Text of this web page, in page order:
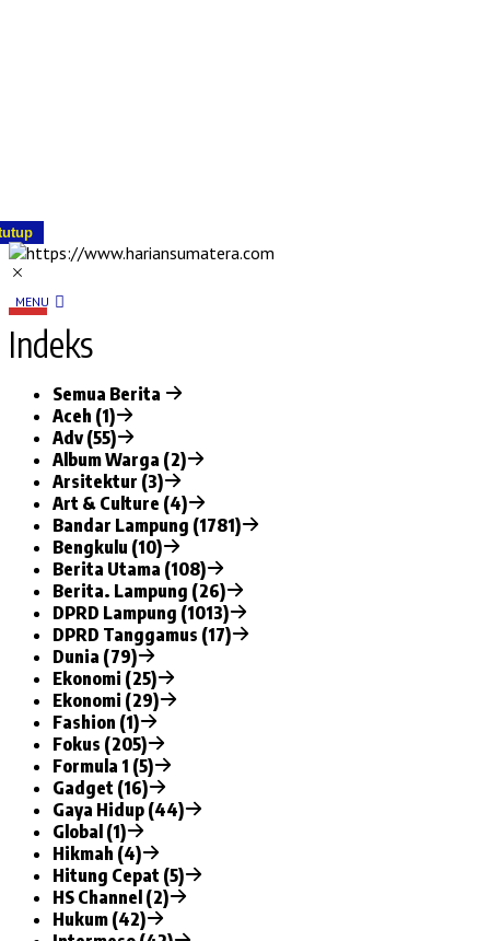
MENU
Indeks
Semua Berita
Aceh (1)
Adv (55)
Album Warga (2)
Arsitektur (3)
Art & Culture (4)
Bandar Lampung (1781)
Bengkulu (10)
Berita Utama (108)
Berita. Lampung (26)
DPRD Lampung (1013)
DPRD Tanggamus (17)
Dunia (79)
Ekonomi (25)
Ekonomi (29)
Fashion (1)
Fokus (205)
Formula 1 (5)
Gadget (16)
Gaya Hidup (44)
Global (1)
Hikmah (4)
Hitung Cepat (5)
HS Channel (2)
Hukum (42)